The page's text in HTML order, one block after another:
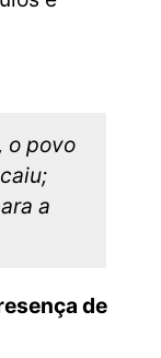
o povo
a
de